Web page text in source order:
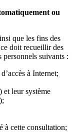
ou
que les fins des
doit recueillir des
suivants :
à Internet;
leur système
à cette consultation;